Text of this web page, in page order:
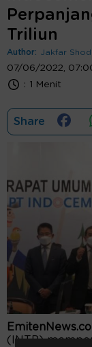
Triliun
Author: Jakfar
07/06/2022,
: 1 Menit
Share
(INTP)